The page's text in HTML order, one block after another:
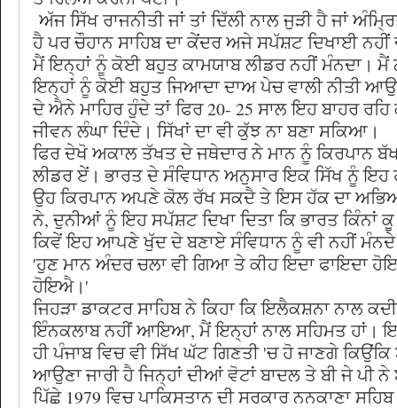
ਅੱਜ ਸਿੱਖ ਰਾਜਨੀਤੀ ਜਾਂ ਤਾਂ ਦਿੱਲੀ ਨਾਲ ਜੁੜੀ ਹੈ ਜਾਂ
ਹੈ ਪਰ ਚੌਹਾਨ ਸਾਹਿਬ ਦਾ ਕੇਂਦਰ ਅਜੇ ਸਪੱਸ਼ਟ ਦਿਖਾਈ ਨਹੀਂ
ਮੈਂ ਇਨ੍ਹਾਂ ਨੂੰ ਕੋਈ ਬਹੁਤ ਕਾਮਯਾਬ ਲੀਡਰ ਨਹੀਂ ਮੰਨਦਾ। ਮੈਂ
ਇਨ੍ਹਾਂ ਨੂੰ ਕੋਈ ਬਹੁਤ ਜਿਆਦਾ ਦਾਅ ਪੇਚ ਵਾਲੀ ਨੀਤੀ
ਦੇ ਐਨੇ ਮਾਹਿਰ ਹੁੰਦੇ ਤਾਂ ਫਿਰ 20- 25 ਸਾਲ ਇਹ ਬਾਹਰ
ਜੀਵਨ ਲੰਘਾ ਦਿੰਦੇ। ਸਿੱਖਾਂ ਦਾ ਵੀ ਕੁੱਝ ਨਾ ਬਣਾ ਸਕਿਆ।
ਫਿਰ ਦੇਖੋ ਅਕਾਲ ਤੱਖਤ ਦੇ ਜਥੇਦਾਰ ਨੇ ਮਾਨ ਨੂੰ ਕਿਰਪਾਨ
ਲੀਡਰ ਏਂ। ਭਾਰਤ ਦੇ ਸੰਵਿਧਾਨ ਅਨੁਸਾਰ ਇਕ ਸਿੱਖ ਨੂੰ ਇਹ
ਉਹ ਕਿਰਪਾਨ ਅਪਣੇ ਕੋਲ ਰੱਖ ਸਕਦੈ ਤੇ ਇਸ ਹੱਕ ਦਾ
ਨੇ, ਦੁਨੀਆਂ ਨੂੰ ਇਹ ਸਪੱਸ਼ਟ ਦਿਖਾ ਦਿਤਾ ਕਿ ਭਾਰਤ ਕਿੰਨਾਂ
ਕਿਵੇਂ ਇਹ ਆਪਣੇ ਖੁੱਦ ਦੇ ਬਣਾਏ ਸੰਵਿਧਾਨ ਨੂੰ ਵੀ ਨਹੀਂ
'ਹੁਣ ਮਾਨ ਅੰਦਰ ਚਲਾ ਵੀ ਗਿਆ ਤੇ ਕੀਹ ਇਦਾ ਫਾਇਦਾ
ਹੋਇਐ।'
ਜਿਹੜਾ ਡਾਕਟਰ ਸਾਹਿਬ ਨੇ ਕਿਹਾ ਕਿ ਇਲੈਕਸ਼ਨਾ ਨਾਲ
ਇੰਨਕਲਾਬ ਨਹੀਂ ਆਇਆ, ਮੈਂ ਇਨ੍ਹਾਂ ਨਾਲ ਸਹਿਮਤ ਹਾਂ।
ਹੀ ਪੰਜਾਬ ਵਿਚ ਵੀ ਸਿੱਖ ਘੱਟ ਗਿਣਤੀ 'ਚ ਹੋ ਜਾਣਗੇ
ਆਉਣਾ ਜਾਰੀ ਹੈ ਜਿਨ੍ਹਾਂ ਦੀਆਂ ਵੋਟਾਂ ਬਾਦਲ ਤੇ ਬੀ ਜੇ ਪੀ
ਪਿੱਛੇ 1979 ਵਿਚ ਪਾਕਿਸਤਾਨ ਦੀ ਸਰਕਾਰ ਨਨਕਾਣਾ